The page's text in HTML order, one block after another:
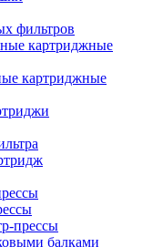
фильтров
картриджные
картриджные
прессы
балками